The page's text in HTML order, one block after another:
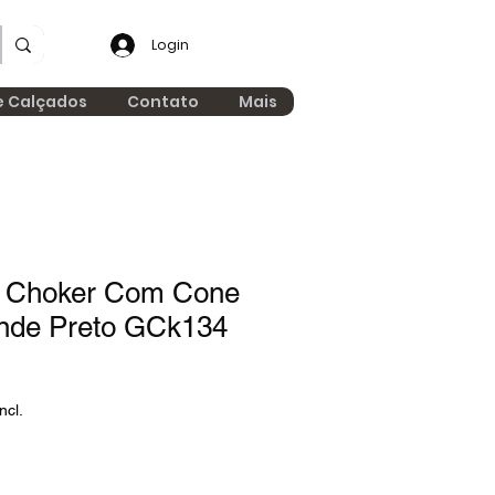
Login
Calçados Contato Mais
Com Cone
Preto GCk134